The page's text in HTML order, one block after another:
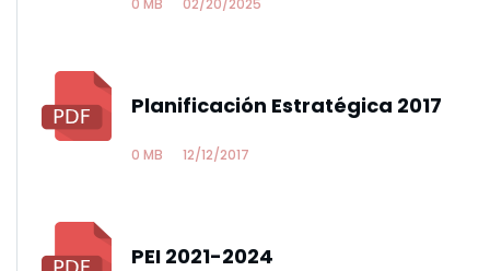
0 MB 02/20/2025
Planificación Estratégica 2017
0 MB 12/12/2017
PEI 2021-2024